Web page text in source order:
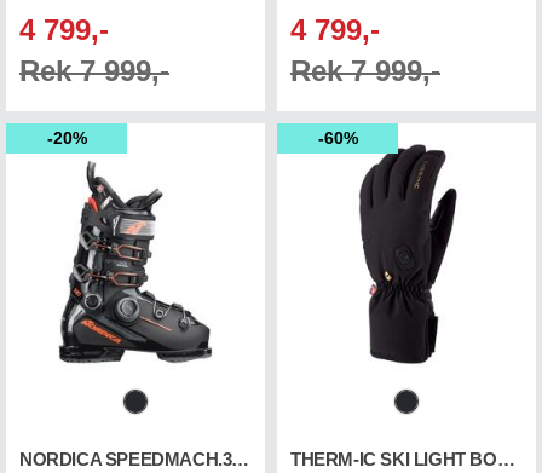
4 799,-
Rek 7 999,-
4 799,-
Rek 7 999,-
20%
NORDICA SPEEDMACH.3 BOA 130 GW
60%
THERM-IC SKI LIGHT BOOST